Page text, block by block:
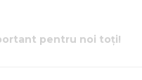
pentru noi toți!